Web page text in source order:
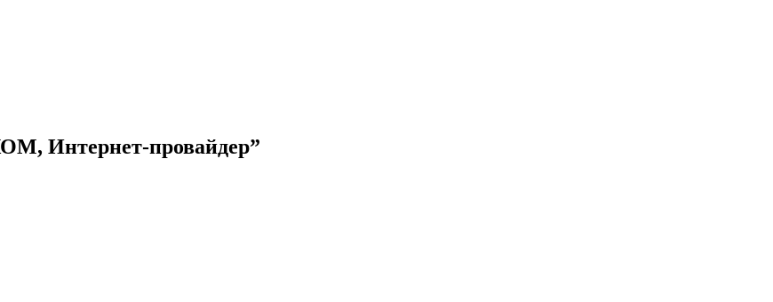
Интернет-провайдер”